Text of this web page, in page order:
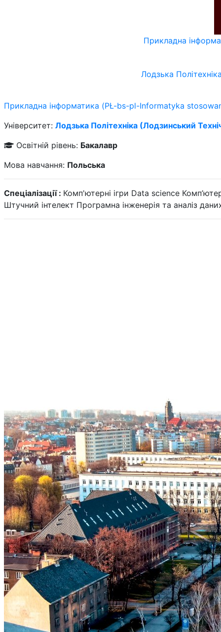
Прикладна
Лодзька
Прикладна інформатика (PŁ-bs-pl-Informatyka
Університет: Лодзька Політехніка (Лодзинський
Освітній рівень: Бакалавр
Мова навчання: Польська
Спеціалізації : Комп'ютерні ігри Data science
Штучний інтелект Програмна інженерія та аналіз